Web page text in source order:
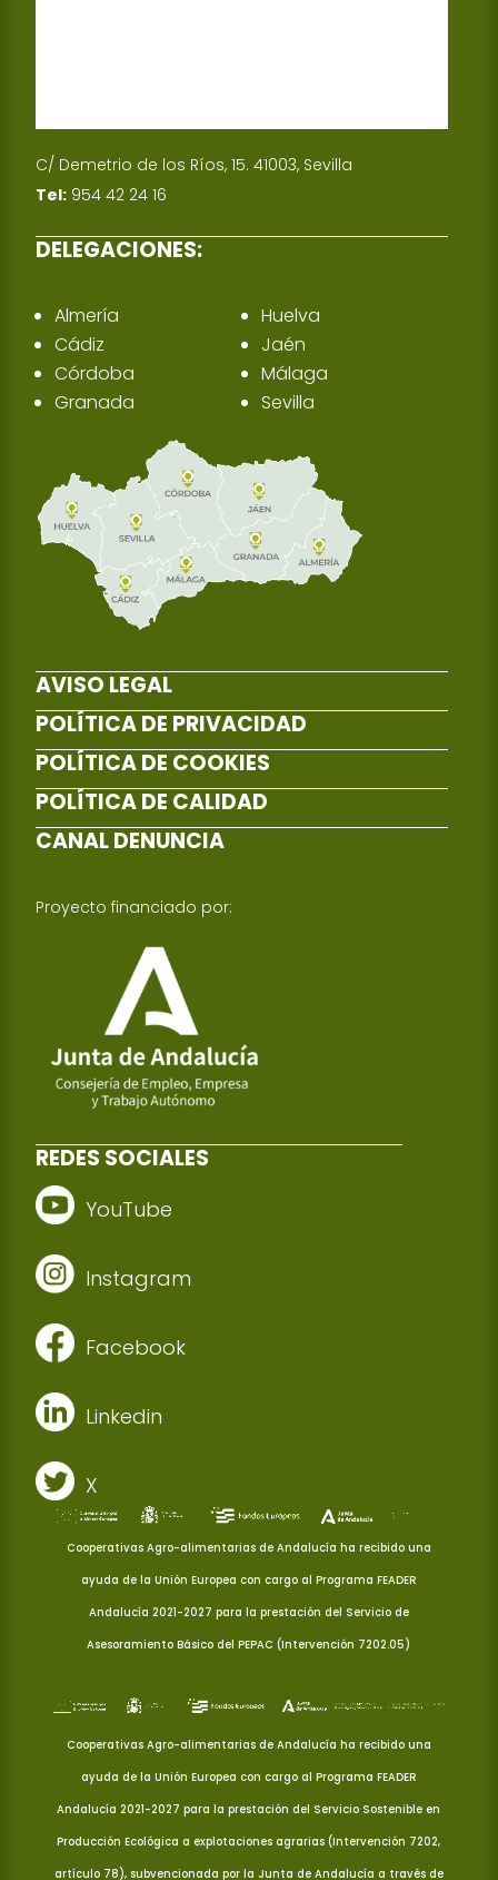
C/ Demetrio de los Ríos, 15. 41003, Sevilla
Tel: 954 42 24 16
DELEGACIONES:
Almería
Cádiz
Córdoba
Granada
Huelva
Jaén
Málaga
Sevilla
AVISO LEGAL
POLÍTICA DE PRIVACIDAD
POLÍTICA DE COOKIES
POLÍTICA DE CALIDAD
CANAL DENUNCIA
Proyecto financiado por:
REDES SOCIALES
YouTube
Instagram
Facebook
Linkedin
X
Cooperativas Agro-alimentarias de Andalucía ha recibido una
ayuda de la Unión Europea con cargo al Programa FEADER
Andalucía 2021-2027 para la prestación del Servicio de
Asesoramiento Básico del PEPAC (Intervención 7202.05)
Cooperativas Agro-alimentarias de Andalucía ha recibido una
ayuda de la Unión Europea con cargo al Programa FEADER
Andalucía 2021-2027 para la prestación del Servicio Sostenible en
Producción Ecológica a explotaciones agrarias (Intervención 7202,
artículo 78), subvencionada por la Junta de Andalucía a través de